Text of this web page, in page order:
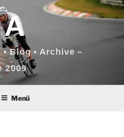
Blog • Archive –
2009
Menü